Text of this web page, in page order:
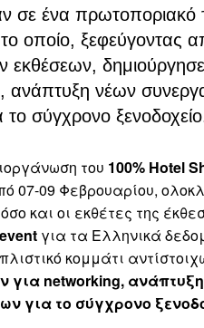
σε ένα πρωτοποριακό
οποίο, ξεφεύγοντας
εκθέσεων,
ανάπτυξη νέων
το σύγχρονο
του 100% Hotel
07-09 Φεβρουαρίου,
και οι εκθέτες της
για τα Ελληνικά
κομμάτι
για networking,
για το σύγχρονο